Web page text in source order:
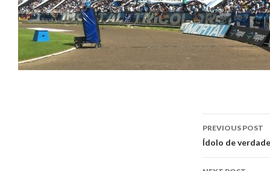
Post
PREVIOUS POST
Ídolo de